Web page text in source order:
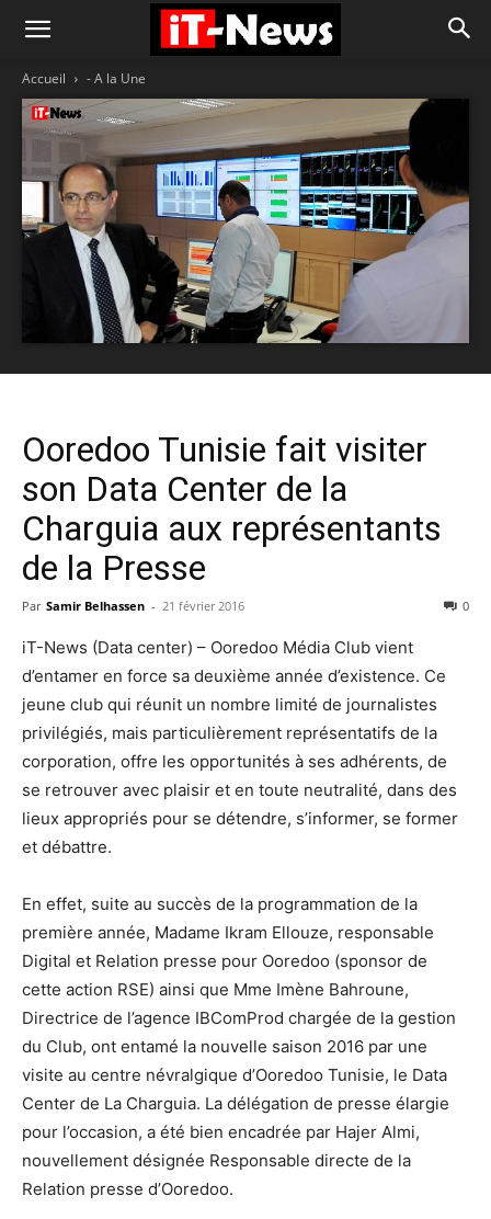
Accueil - A la Une
Ooredoo Tunisie fait visiter
son Data Center de la
Charguia aux représentants
de la Presse
Par Samir Belhassen - 21 février 2016 0
iT-News (Data center) – Ooredoo Média Club vient
d’entamer en force sa deuxième année d’existence. Ce
jeune club qui réunit un nombre limité de journalistes
privilégiés, mais particulièrement représentatifs de la
corporation, offre les opportunités à ses adhérents, de
se retrouver avec plaisir et en toute neutralité, dans des
lieux appropriés pour se détendre, s’informer, se former
et débattre.
En effet, suite au succès de la programmation de la
première année, Madame Ikram Ellouze, responsable
Digital et Relation presse pour Ooredoo (sponsor de
cette action RSE) ainsi que Mme Imène Bahroune,
Directrice de l’agence IBComProd chargée de la gestion
du Club, ont entamé la nouvelle saison 2016 par une
visite au centre névralgique d’Ooredoo Tunisie, le Data
Center de La Charguia. La délégation de presse élargie
pour l’occasion, a été bien encadrée par Hajer Almi,
nouvellement désignée Responsable directe de la
Relation presse d’Ooredoo.